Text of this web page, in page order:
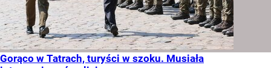
Gorąco w Tatrach, turyści w szoku. Musiała